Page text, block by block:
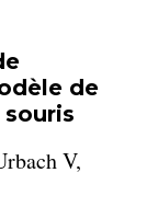
de
V,